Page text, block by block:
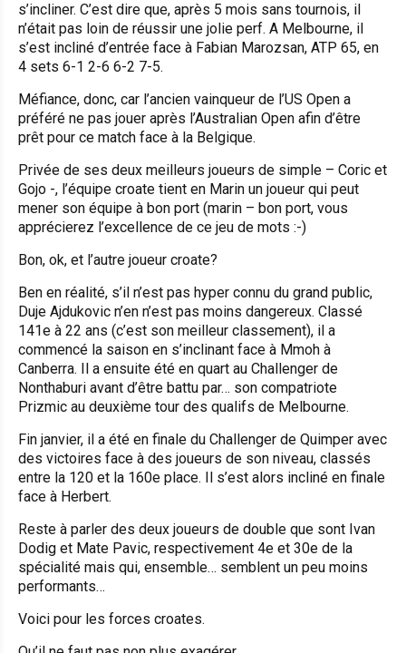
s’incliner. C’est dire que, après 5 mois sans tournois, il
n’était pas loin de réussir une jolie perf. A Melbourne, il
s’est incliné d’entrée face à Fabian Marozsan, ATP 65, en
4 sets 6-1 2-6 6-2 7-5.
Méfiance, donc, car l’ancien vainqueur de l’US Open a
préféré ne pas jouer après l’Australian Open afin d’être
prêt pour ce match face à la Belgique.
Privée de ses deux meilleurs joueurs de simple – Coric et
Gojo -, l’équipe croate tient en Marin un joueur qui peut
mener son équipe à bon port (marin – bon port, vous
apprécierez l’excellence de ce jeu de mots :-)
Bon, ok, et l’autre joueur croate?
Ben en réalité, s’il n’est pas hyper connu du grand public,
Duje Ajdukovic n’en n’est pas moins dangereux. Classé
141e à 22 ans (c’est son meilleur classement), il a
commencé la saison en s’inclinant face à Mmoh à
Canberra. Il a ensuite été en quart au Challenger de
Nonthaburi avant d’être battu par… son compatriote
Prizmic au deuxième tour des qualifs de Melbourne.
Fin janvier, il a été en finale du Challenger de Quimper avec
des victoires face à des joueurs de son niveau, classés
entre la 120 et la 160e place. Il s’est alors incliné en finale
face à Herbert.
Reste à parler des deux joueurs de double que sont Ivan
Dodig et Mate Pavic, respectivement 4e et 30e de la
spécialité mais qui, ensemble… semblent un peu moins
performants…
Voici pour les forces croates.